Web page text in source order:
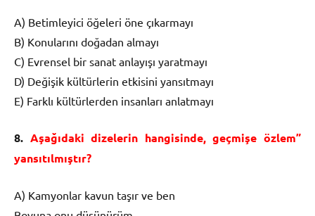
A) Betimleyici öğeleri öne çıkarmayı
B) Konularını doğadan almayı
C) Evrensel bir sanat anlayışı yaratmayı
D) Değişik kültürlerin etkisini yansıtmayı
E) Farklı kültürlerden insanları anlatmayı
8. Aşağıdaki dizelerin hangisinde, geçmişe özlem”
yansıtılmıştır?
A) Kamyonlar kavun taşır ve ben